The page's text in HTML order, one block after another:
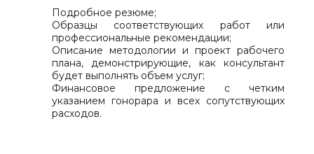
Подробное резюме;
Образцы соответствующих работ или
профессиональные рекомендации;
Описание методологии и проект рабочего
плана, демонстрирующие, как консультант
будет выполнять объем услуг;
Финансовое предложение с четким
указанием гонорара и всех сопутствующих
расходов.